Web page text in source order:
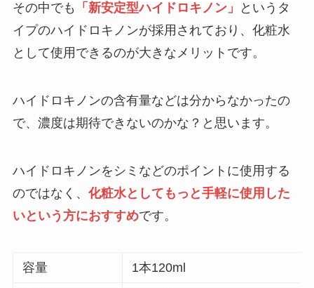
その中でも 「新安定型ハイドロキノン」
というタ
イプのハイドロキノンが採用されており、化粧水
として使用できるのが大きなメリットです。
ハイドロキノンの含有量などは分からなかったの
で、濃度は期待できないのかな？と思います。
ハイドロキノンをシミなどのポイントに使用する
のではなく、 化粧水としてもっと手軽に使用した
いという方におすすめです。
容量 1本120ml